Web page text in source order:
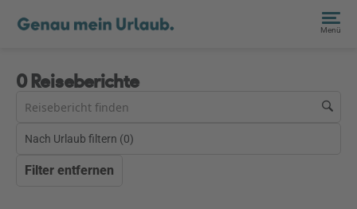
Menü
0 Reiseberichte
Nach Urlaub filtern (0)
Filter entfernen